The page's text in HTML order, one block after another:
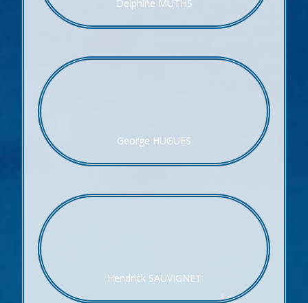
Delphine MUTHS
George HUGUES
Hendrick SAUVIGNET